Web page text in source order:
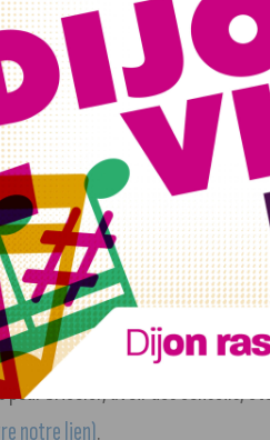
à Dijon: au 11 rue de
objets récupérés et transformés ;
. Toute l’année, la Recyclerie
bricoler, avoir des conseils,
notre lien).